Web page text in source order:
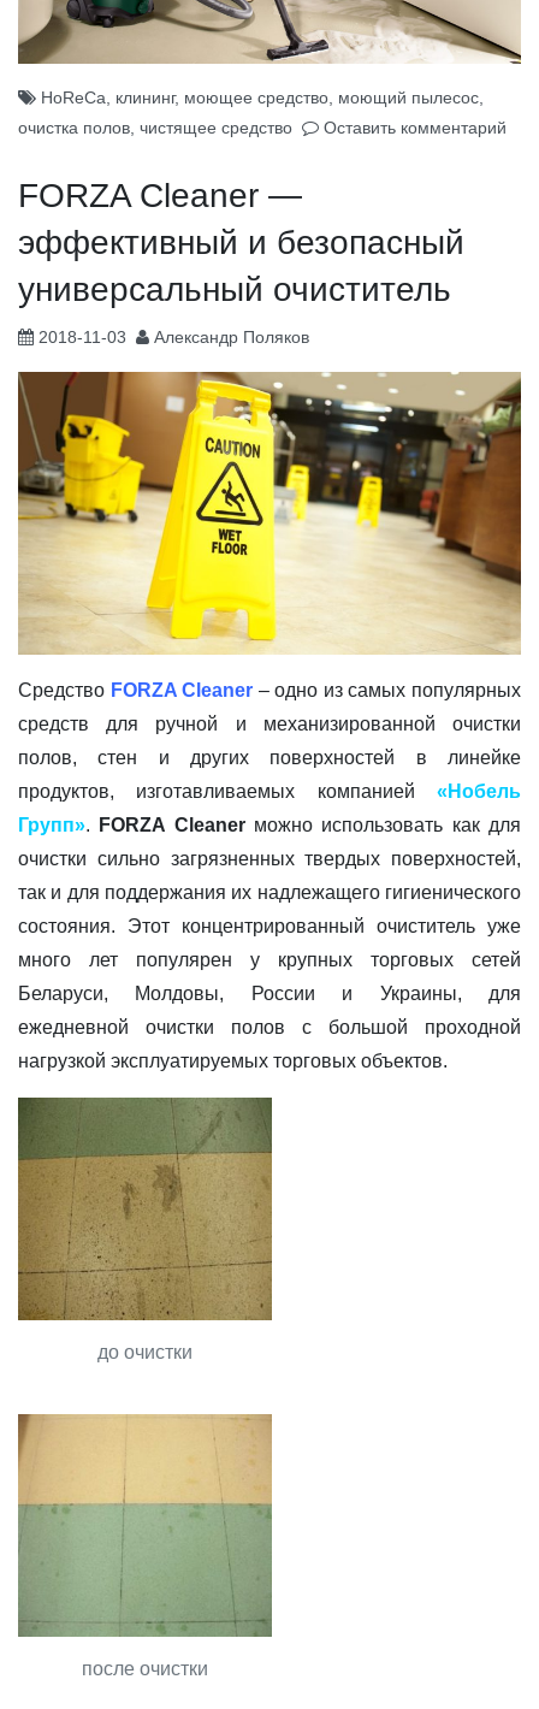
HoReCa, клининг, моющее средство, моющий пылесос,
очистка полов, чистящее средство Оставить комментарий
FORZA Cleaner —
эффективный и безопасный
универсальный очиститель
2018-11-03 Александр Поляков
Средство FORZA Cleaner – одно из самых популярных
средств для ручной и механизированной очистки
полов, стен и других поверхностей в линейке
продуктов, изготавливаемых компанией «Нобель
Групп». FORZA Cleanerможно использовать как для
очистки сильно загрязненных твердых поверхностей,
так и для поддержания их надлежащего гигиенического
состояния. Этот концентрированный очиститель уже
много лет популярен у крупных торговых сетей
Беларуси, Молдовы, России и Украины, для
ежедневной очистки полов с большой проходной
нагрузкой эксплуатируемых торговых объектов.
до очистки
после очистки